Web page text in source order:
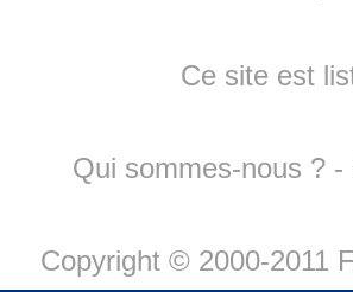
Ce site est
Qui sommes-nous ? -
Copyright © 2000-2011